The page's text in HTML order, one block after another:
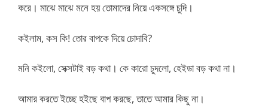
করে। মাঝে মাঝে মনে হয় তোমাদের নিয়ে একসঙ্গে চুদি।
কইলাম, কস কি! তোর বাপকে দিয়ে চোদাবি?
মনি কইলো, সেক্সটাই বড় কথা। কে কারো চুদলো, হেইডা বড় কথা না।
আমার করতে ইচ্ছে হইছে বাপ করছে, তাতে আমার কিছু না।